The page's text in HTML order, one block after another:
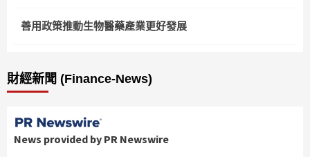
善用政策推動生物醫藥產業更好發展
財經新聞 (Finance-News)
News provided by PR Newswire